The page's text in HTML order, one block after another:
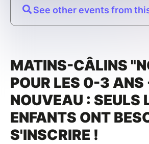
See other events from
MATINS-CÂLINS
POUR LES 0-3 ANS
NOUVEAU : SEULS
ENFANTS ONT
S'INSCRIRE !